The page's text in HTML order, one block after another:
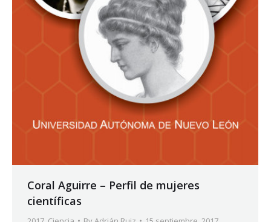
Coral Aguirre – Perfil de mujeres
científicas